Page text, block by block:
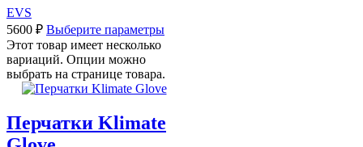
EVS
5600 ₽ Выберите параметры
Этот товар имеет несколько
вариаций. Опции можно
выбрать на странице товара.
Перчатки Klimate